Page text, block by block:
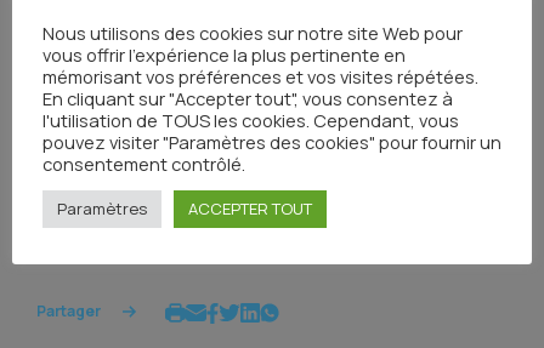
Inscrivez-vous dès maintenant en cliquant sur le bouton
ci-dessus !
Tous les événements
Partager
Nous utilisons des cookies sur notre site Web pour
vous offrir l'expérience la plus pertinente en
mémorisant vos préférences et vos visites répétées.
En cliquant sur "Accepter tout", vous consentez à
l'utilisation de TOUS les cookies. Cependant, vous
pouvez visiter "Paramètres des cookies" pour fournir un
consentement contrôlé.
Paramètres ACCEPTER TOUT